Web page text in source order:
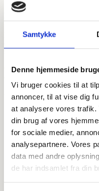
Samtykke
Denne hjemmeside
Vi bruger cookies til at
annoncer, til at vise dig
at analysere vores trafik.
din brug af vores
for sociale medier,
analysepartnere. Vores
data med andre
de har indsamlet fra din
på dette italienske
service i verdensklasse.
Opgrader dit køkken med
Yderligere
Forventet
leveringstid
1-2 arbejdsdage
Mærke Paffoni
Børstet